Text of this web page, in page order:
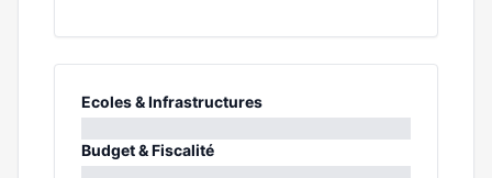
Ecoles & Infrastructures
0%
Budget & Fiscalité